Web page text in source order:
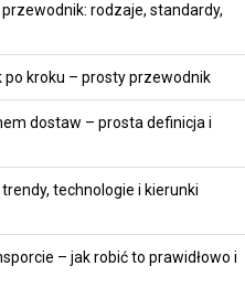
rodzaje, standardy,
po kroku – prosty przewodnik
dostaw – prosta definicja i
technologie i kierunki
– jak robić to prawidłowo i